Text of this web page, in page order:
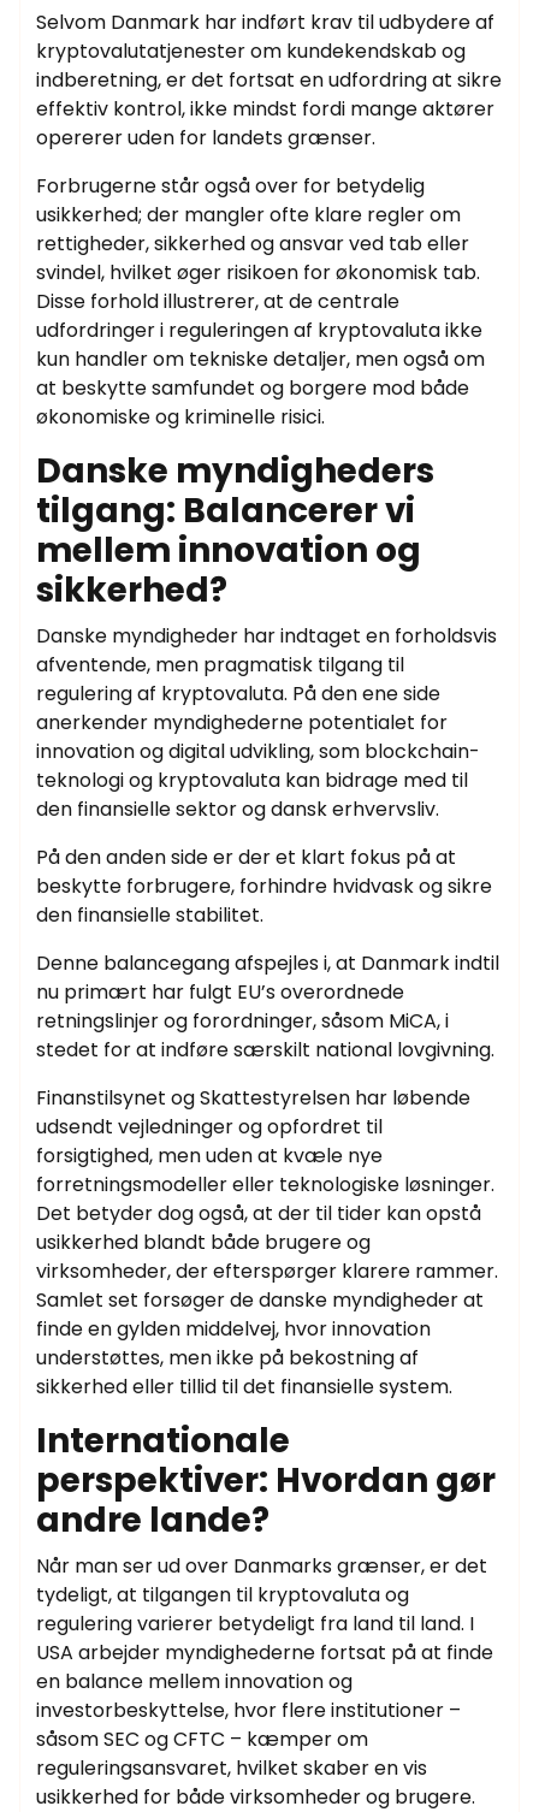
Selvom Danmark har indført krav til udbydere af
kryptovalutatjenester om kundekendskab og
indberetning, er det fortsat en udfordring at sikre
effektiv kontrol, ikke mindst fordi mange aktører
opererer uden for landets grænser.
Forbrugerne står også over for betydelig
usikkerhed; der mangler ofte klare regler om
rettigheder, sikkerhed og ansvar ved tab eller
svindel, hvilket øger risikoen for økonomisk tab.
Disse forhold illustrerer, at de centrale
udfordringer i reguleringen af kryptovaluta ikke
kun handler om tekniske detaljer, men også om
at beskytte samfundet og borgere mod både
økonomiske og kriminelle risici.
Danske myndigheders
tilgang: Balancerer vi
mellem innovation og
sikkerhed?
Danske myndigheder har indtaget en forholdsvis
afventende, men pragmatisk tilgang til
regulering af kryptovaluta. På den ene side
anerkender myndighederne potentialet for
innovation og digital udvikling, som blockchain-
teknologi og kryptovaluta kan bidrage med til
den finansielle sektor og dansk erhvervsliv.
På den anden side er der et klart fokus på at
beskytte forbrugere, forhindre hvidvask og sikre
den finansielle stabilitet.
Denne balancegang afspejles i, at Danmark indtil
nu primært har fulgt EU’s overordnede
retningslinjer og forordninger, såsom MiCA, i
stedet for at indføre særskilt national lovgivning.
Finanstilsynet og Skattestyrelsen har løbende
udsendt vejledninger og opfordret til
forsigtighed, men uden at kvæle nye
forretningsmodeller eller teknologiske løsninger.
Det betyder dog også, at der til tider kan opstå
usikkerhed blandt både brugere og
virksomheder, der efterspørger klarere rammer.
Samlet set forsøger de danske myndigheder at
finde en gylden middelvej, hvor innovation
understøttes, men ikke på bekostning af
sikkerhed eller tillid til det finansielle system.
Internationale
perspektiver: Hvordan gør
andre lande?
Når man ser ud over Danmarks grænser, er det
tydeligt, at tilgangen til kryptovaluta og
regulering varierer betydeligt fra land til land. I
USA arbejder myndighederne fortsat på at finde
en balance mellem innovation og
investorbeskyttelse, hvor flere institutioner –
såsom SEC og CFTC – kæmper om
reguleringsansvaret, hvilket skaber en vis
usikkerhed for både virksomheder og brugere.